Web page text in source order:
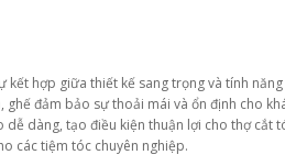
kết hợp giữa thiết kế sang trọng và tính
ghế đảm bảo sự thoải mái và ổn định cho
dễ dàng, tạo điều kiện thuận lợi cho thợ cắt
các tiệm tóc chuyên nghiệp.